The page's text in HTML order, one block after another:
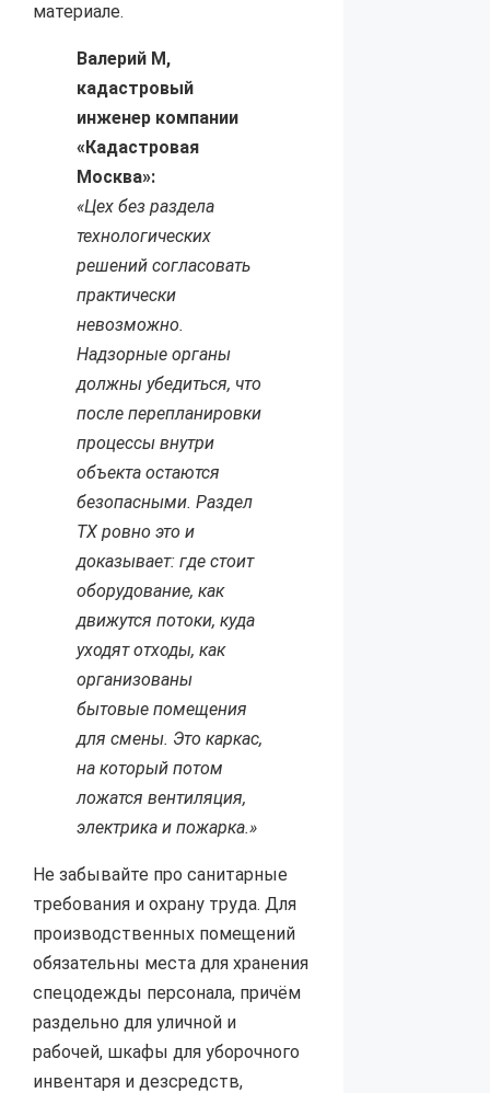
материале.
Валерий М,
кадастровый
инженер компании
«Кадастровая
Москва»:
«Цех без раздела
технологических
решений согласовать
практически
невозможно.
Надзорные органы
должны убедиться, что
после перепланировки
процессы внутри
объекта остаются
безопасными. Раздел
ТХ ровно это и
доказывает: где стоит
оборудование, как
движутся потоки, куда
уходят отходы, как
организованы
бытовые помещения
для смены. Это каркас,
на который потом
ложатся вентиляция,
электрика и пожарка.»
Не забывайте про санитарные
требования и охрану труда. Для
производственных помещений
обязательны места для хранения
спецодежды персонала, причём
раздельно для уличной и
рабочей, шкафы для уборочного
инвентаря и дезсредств,